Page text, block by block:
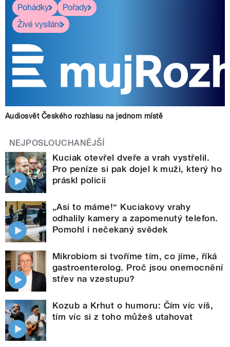
Pohádky
Pořady
Živé vysílání
Audiosvět Českého rozhlasu na jednom místě
NEJPOSLOUCHANĚJŠÍ
Kuciak otevřel dveře a vrah vystřelil.
Pro peníze si pak dojel k muži, který ho
práskl policii
„Asi to máme!“ Kuciakovy vrahy
odhalily kamery a zapomenutý telefon.
Pomohl i nečekaný svědek
Mikrobiom si tvoříme tím, co jíme, říká
gastroenterolog. Proč jsou onemocnění
střev na vzestupu?
Kozub a Krhut o humoru: Čím víc víš,
tím víc si z toho můžeš utahovat